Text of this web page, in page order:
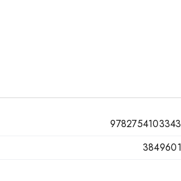
9782754103343
3849601